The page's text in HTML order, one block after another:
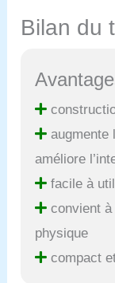
Bilan du
augmente
améliore
facile à
convient
physique
compact